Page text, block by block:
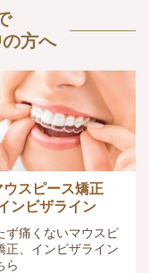
方へ
ウスピース矯正
ンビザライン
ず痛くないマウスピ
正、インビザライン
ら